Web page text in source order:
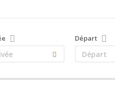
Départ